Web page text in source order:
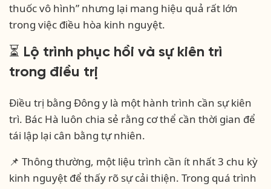
thuốc vô hình” nhưng lại mang hiệu quả rất lớn
trong việc điều hòa kinh nguyệt.
⏳ Lộ trình phục hồi và sự kiên trì
trong điều trị
Điều trị bằng Đông y là một hành trình cần sự kiên
trì. Bác Hà luôn chia sẻ rằng cơ thể cần thời gian để
tái lập lại cân bằng tự nhiên.
📌 Thông thường, một liệu trình cần ít nhất 3 chu kỳ
kinh nguyệt để thấy rõ sự cải thiện. Trong quá trình